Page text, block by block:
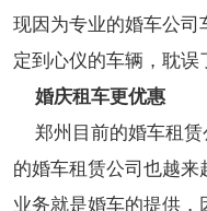
现因为专业的婚车公
定到心仪的车辆，耽误
婚庆租车更优惠
郑州目前的婚车租赁
的婚车租赁公司也越
业务就是婚车的提供